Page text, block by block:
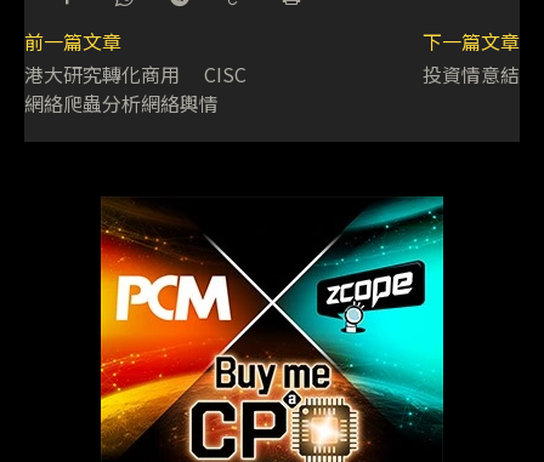
前一篇文章
港大研究轉化商用 CISC
網絡爬蟲分析網絡輿情
下一篇文章
投資情意結